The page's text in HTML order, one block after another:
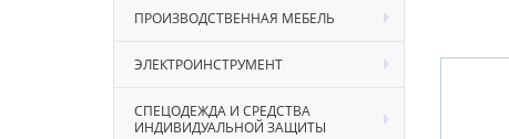
ПРОИЗВОДСТВЕННАЯ МЕБЕЛЬ
ЭЛЕКТРОИНСТРУМЕНТ
СПЕЦОДЕЖДА И СРЕДСТВА
ИНДИВИДУАЛЬНОЙ ЗАЩИТЫ